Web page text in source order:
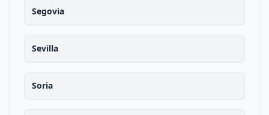
Segovia
Sevilla
Soria